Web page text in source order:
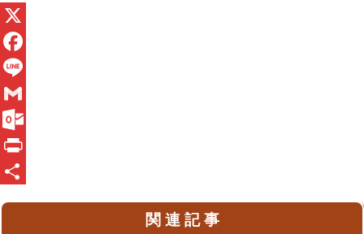
X
F
a
c
e
b
L
n
e
G
m
a
O
uP
関 連 記 事